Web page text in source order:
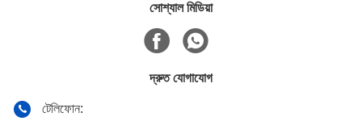
সোশ্যাল মিডিয়া
দ্রুত যোগাযোগ
টেলিফোন: